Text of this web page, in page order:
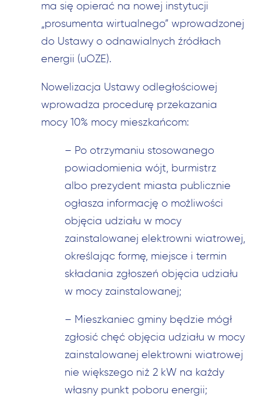
ma się opierać na nowej instytucji
„prosumenta wirtualnego” wprowadzonej
do Ustawy o odnawialnych źródłach
energii (uOZE).
Nowelizacja Ustawy odległościowej
wprowadza procedurę przekazania
mocy 10% mocy mieszkańcom:
– Po otrzymaniu stosowanego
powiadomienia wójt, burmistrz
albo prezydent miasta publicznie
ogłasza informację o możliwości
objęcia udziału w mocy
zainstalowanej elektrowni wiatrowej,
określając formę, miejsce i termin
składania zgłoszeń objęcia udziału
w mocy zainstalowanej;
– Mieszkaniec gminy będzie mógł
zgłosić chęć objęcia udziału w mocy
zainstalowanej elektrowni wiatrowej
nie większego niż 2 kW na każdy
własny punkt poboru energii;